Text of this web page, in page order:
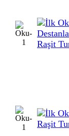
Raşit
Raşit